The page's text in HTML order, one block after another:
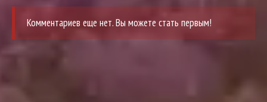
Комментариев еще нет. Вы можете стать первым!